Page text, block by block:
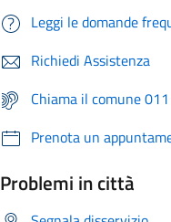
Leggi le domande
Richiedi Assistenza
Chiama il comune
Prenota un
Problemi in città